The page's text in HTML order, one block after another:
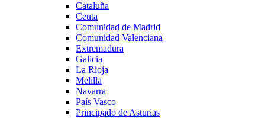
Cataluña
Ceuta
Comunidad de Madrid
Comunidad Valenciana
Extremadura
Galicia
La Rioja
Melilla
Navarra
País Vasco
Principado de Asturias